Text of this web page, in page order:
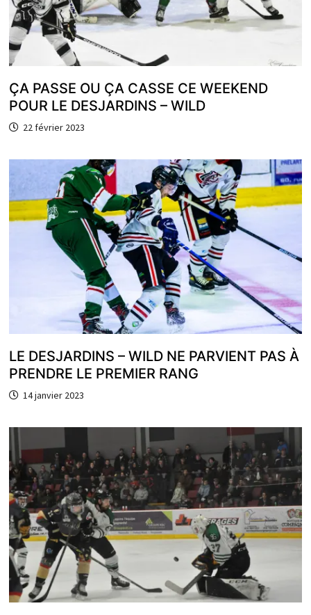
ÇA PASSE OU ÇA CASSE CE WEEKEND
POUR LE DESJARDINS – WILD
22 février 2023
LE DESJARDINS – WILD NE PARVIENT PAS À
PRENDRE LE PREMIER RANG
14 janvier 2023